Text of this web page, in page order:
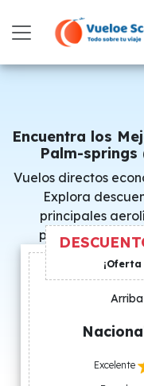
Encuentra los
Palm-springs
Vuelos directos
Explora
principales
promocionales
Arriba
Excelente